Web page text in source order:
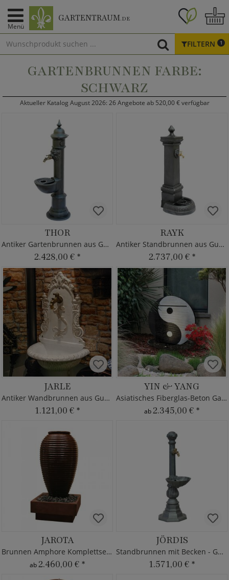
Menü
GARTENTRAUM.DE
FILTERN 1
GARTENBRUNNEN FARBE:
SCHWARZ
Aktueller Katalog August 2026: 26 Angebote ab 520,00 € verfügbar
THOR
Antiker Gartenbrunnen aus Gusseisen
2.428,00 € *
RAYK
Antiker Standbrunnen aus Gusseisen
2.737,00 € *
JARLE
Antiker Wandbrunnen aus Gusseisen
1.121,00 € *
YIN & YANG
Asiatisches Fiberglas-Beton Garten Wasserspiel
ab2.345,00 € *
JAROTA
Brunnen Amphore Komplettset für innen & außen
ab2.460,00 € *
JÖRDIS
Standbrunnen mit Becken - Gusseisen
1.571,00 € *